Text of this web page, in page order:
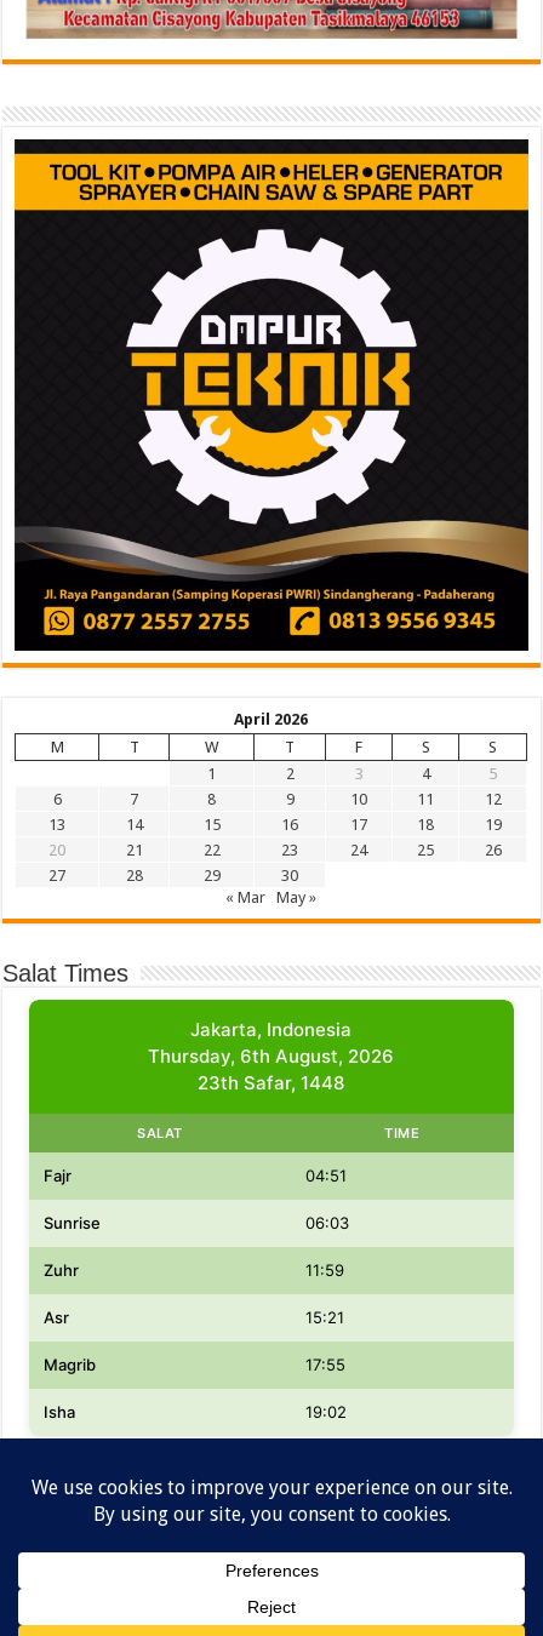
April 2026
M
T W T F S
S
1
2 3 4
5
6
7 8 9 10 11
12
13
14 15 16 17 18
19
20
21 22 23 24 25
26
27
28 29
30
« Mar
May »
Salat Times
Jakarta, Indonesia
Thursday, 6th August, 2026
23th Safar, 1448
SALAT TIME
Fajr 04:51
Sunrise 06:03
Zuhr 11:59
Asr 15:21
Magrib 17:55
Isha 19:02
Lowongan kerja dan Informasi Gaji